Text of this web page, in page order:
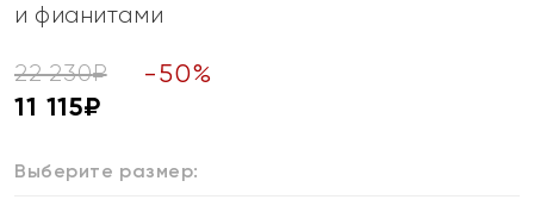
и фианитами
22 230₽ -50%
11 115₽
Выберите размер: